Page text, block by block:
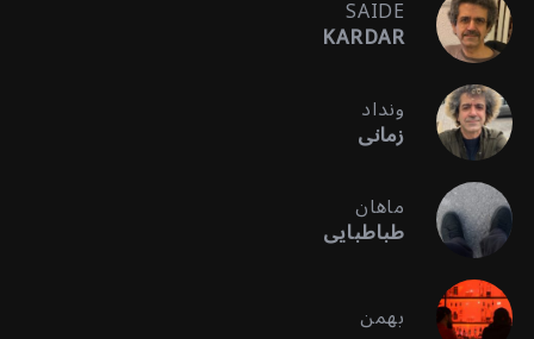
SAIDE
KARDAR
ونداد
زمانی
ماهان
طباطبایی
بهمن